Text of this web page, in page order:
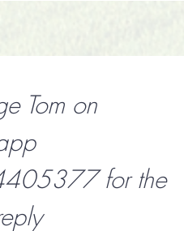
Tom on
for the